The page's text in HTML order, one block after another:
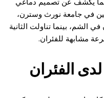
في جامعة نورث وسترن،
بينما تناولت الثانية
مشابهة للفئران.
الفئران